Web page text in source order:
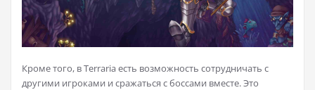
Кроме того, в Terraria есть возможность сотрудничать с
другими игроками и сражаться с боссами вместе. Это